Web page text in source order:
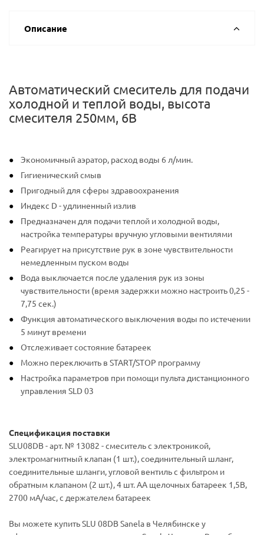
Описание
Автоматический смеситель для подачи
холодной и теплой воды, высота
смесителя 250мм, 6В
Экономичный аэратор, расход воды 6 л/мин.
Гигиенический смыв
Пригодный для сферы здравоохранения
Индекс D - удлиненный излив
Предназначен для подачи теплой и холодной воды,
настройка температуры вручную угловыми вентилями
Реагирует на присутствие рук в зоне чувствительности
немедленным пуском воды
Вода выключается после удаления рук из зоны
чувствительности (время задержки можно настроить 0,25 -
7,75 сек.)
Функция автоматического выключения воды по истечении
5 минут времени
Отслеживает состояние батареек
Можно переключить в START/STOP программу
Настройка параметров при помощи пульта дистанционного
управления SLD 03
Спецификация поставки
SLU08DB - арт. № 13082 - смеситель с электроникой,
электромагнитный клапан (1 шт.), соединительный шланг,
соединительные шланги, угловой вентиль с фильтром и
обратным клапаном (2 шт.), 4 шт. AA щелочных батареек 1,5В,
2700 мA/час, c держателем батареек
Вы можете купить SLU 08DB Sanela в Челябинске у